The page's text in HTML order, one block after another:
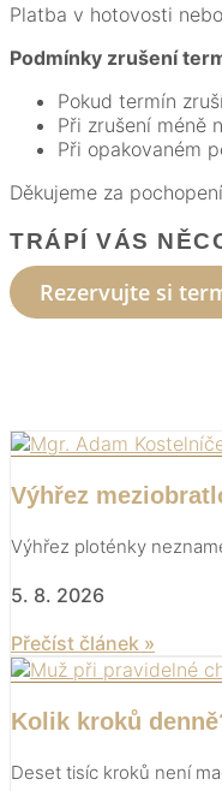
Platba v hotovosti
Podmínky zrušení
Pokud termín
Při zrušení méně
Při opakovaném
Děkujeme za
TRÁPÍ VÁS
Rezervujte si
Výhřez
Výhřez ploténky
5. 8. 2026
Přečíst článek »
Kolik kroků
Deset tisíc kroků není